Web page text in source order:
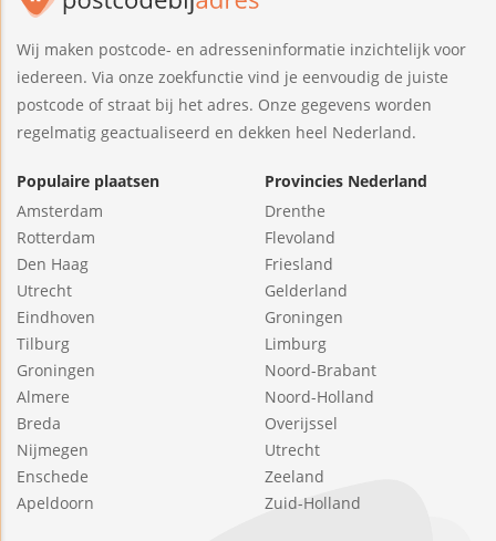
Wij maken postcode- en adresseninformatie inzichtelijk voor
iedereen. Via onze zoekfunctie vind je eenvoudig de juiste
postcode of straat bij het adres. Onze gegevens worden
regelmatig geactualiseerd en dekken heel Nederland.
Populaire plaatsen
Amsterdam
Rotterdam
Den Haag
Utrecht
Eindhoven
Tilburg
Groningen
Almere
Breda
Nijmegen
Enschede
Apeldoorn
Provincies Nederland
Drenthe
Flevoland
Friesland
Gelderland
Groningen
Limburg
Noord-Brabant
Noord-Holland
Overijssel
Utrecht
Zeeland
Zuid-Holland